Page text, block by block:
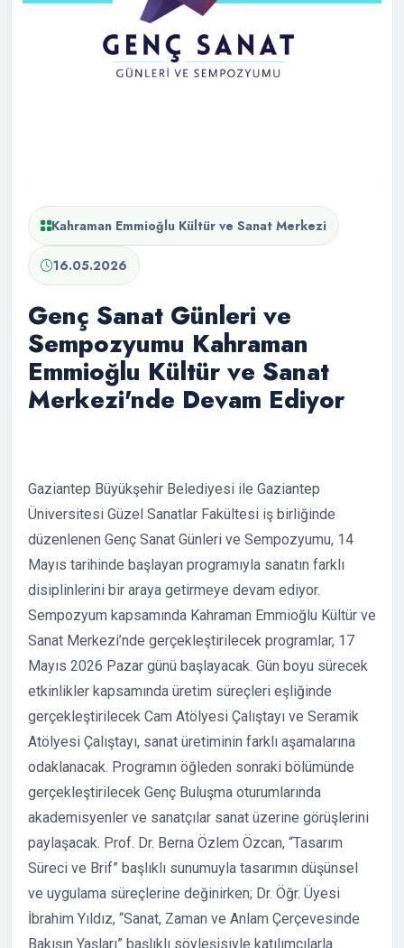
Kahraman Emmioğlu Kültür ve Sanat Merkezi
16.05.2026
Genç Sanat Günleri ve
Sempozyumu Kahraman
Emmioğlu Kültür ve Sanat
Merkezi'nde Devam Ediyor
Gaziantep Büyükşehir Belediyesi ile Gaziantep
Üniversitesi Güzel Sanatlar Fakültesi iş birliğinde
düzenlenen Genç Sanat Günleri ve Sempozyumu, 14
Mayıs tarihinde başlayan programıyla sanatın farklı
disiplinlerini bir araya getirmeye devam ediyor.
Sempozyum kapsamında Kahraman Emmioğlu Kültür ve
Sanat Merkezi’nde gerçekleştirilecek programlar, 17
Mayıs 2026 Pazar günü başlayacak. Gün boyu sürecek
etkinlikler kapsamında üretim süreçleri eşliğinde
gerçekleştirilecek Cam Atölyesi Çalıştayı ve Seramik
Atölyesi Çalıştayı, sanat üretiminin farklı aşamalarına
odaklanacak. Programın öğleden sonraki bölümünde
gerçekleştirilecek Genç Buluşma oturumlarında
akademisyenler ve sanatçılar sanat üzerine görüşlerini
paylaşacak. Prof. Dr. Berna Özlem Özcan, “Tasarım
Süreci ve Brif” başlıklı sunumuyla tasarımın düşünsel
ve uygulama süreçlerine değinirken; Dr. Öğr. Üyesi
İbrahim Yıldız, “Sanat, Zaman ve Anlam Çerçevesinde
Bakışın Yaşları” başlıklı söyleşisiyle katılımcılarla